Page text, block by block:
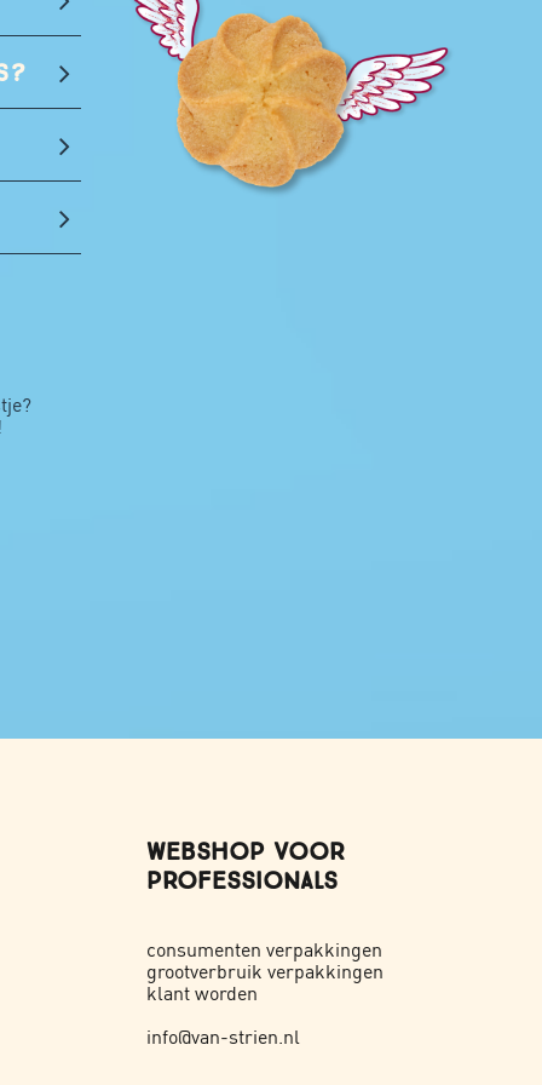
WEBSHOP VOOR
PROFESSIONALS
consumenten verpakkingen
grootverbruik verpakkingen
klant worden
info@van-strien.nl